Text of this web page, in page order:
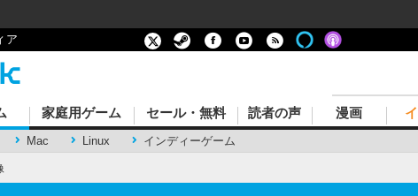
ア
Mac Linux インディーゲーム
家庭用ゲーム セール・無料 読者の声 漫画